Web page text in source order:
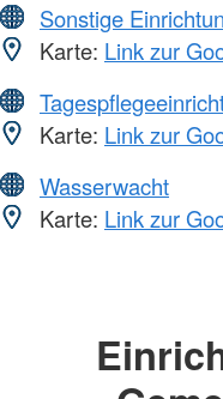
Sonstige
Karte: Link zur
Karte: Link zur
Wasserwacht
Karte: Link zur